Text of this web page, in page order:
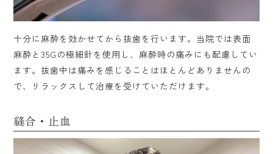
十分に麻酔を効かせてから抜歯を行います。当院では表面
麻酔と35Gの極細針を使用し、麻酔時の痛みにも配慮してい
ます。抜歯中は痛みを感じることはほとんどありませんの
で、リラックスして治療を受けていただけます。
縫合・止血